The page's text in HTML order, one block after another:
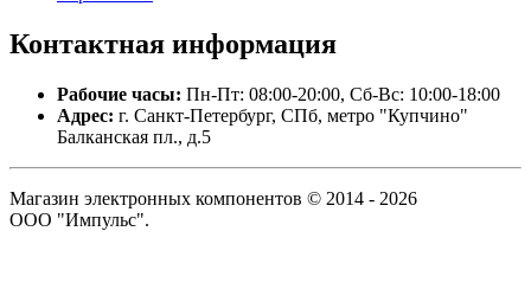
Контактная информация
Рабочие часы: Пн-Пт: 08:00-20:00, Сб-Вс: 10:00-18:00
Адрес: г. Санкт-Петербург, СПб, метро "Купчино"
Балканская пл., д.5
Магазин электронных компонентов © 2014 - 2026
ООО "Импульс".